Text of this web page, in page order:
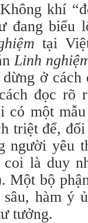
khí
đang biểu
tại
Linh
ở
đọc rõ
có một
triệt để,
người yêu
là duy
Một bộ
hàm ý
tưởng.